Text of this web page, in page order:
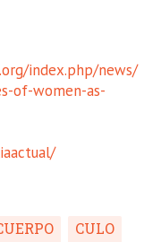
index.php/news/
of-women-as-
CULO